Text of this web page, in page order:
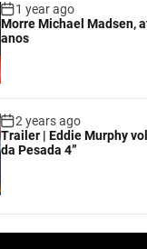
1 year ago
Morre Michael Madsen,
anos
2 years ago
Trailer | Eddie Murphy
da Pesada 4”